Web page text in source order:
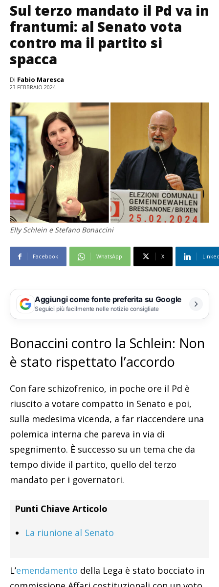
Sul terzo mandato il Pd va in
frantumi: al Senato vota
contro ma il partito si
spacca
Di Fabio Maresca
23 FEBBRAIO 2024
Elly Schlein e Stefano Bonaccini
Facebook WhatsApp X
Aggiungi come fonte preferita su Google
Seguici più facilmente nelle notizie consigliate
Bonaccini contro la Schlein: Non
è stato rispettato l’accordo
Con fare schizofrenico, in poche ore il Pd è
riuscito a votare compatto in Senato e poi,
sulla medesima vicenda, a far riaccendere una
polemica interna che pareva in via di
spegnimento. È successo su un tema che da
tempo divide il partito, quello del terzo
mandato per i governatori.
Punti Chiave Articolo
La riunione al Senato
L’emendamento della Lega è stato bocciato in